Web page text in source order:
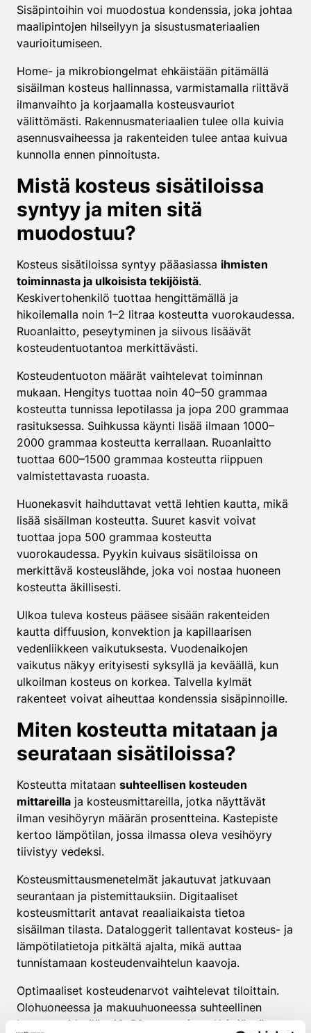
Sisäpintoihin voi muodostua kondenssia, joka johtaa
maalipintojen hilseilyyn ja sisustusmateriaalien
vaurioitumiseen.
Home- ja mikrobiongelmat ehkäistään pitämällä
sisäilman kosteus hallinnassa, varmistamalla riittävä
ilmanvaihto ja korjaamalla kosteusvauriot
välittömästi. Rakennusmateriaalien tulee olla kuivia
asennusvaiheessa ja rakenteiden tulee antaa kuivua
kunnolla ennen pinnoitusta.
Mistä kosteus sisätiloissa
syntyy ja miten sitä
muodostuu?
Kosteus sisätiloissa syntyy pääasiassa ihmisten
toiminnasta ja ulkoisista tekijöistä.
Keskivertohenkilö tuottaa hengittämällä ja
hikoilemalla noin 1–2 litraa kosteutta vuorokaudessa.
Ruoanlaitto, peseytyminen ja siivous lisäävät
kosteudentuotantoa merkittävästi.
Kosteudentuoton määrät vaihtelevat toiminnan
mukaan. Hengitys tuottaa noin 40–50 grammaa
kosteutta tunnissa lepotilassa ja jopa 200 grammaa
rasituksessa. Suihkussa käynti lisää ilmaan 1000–
2000 grammaa kosteutta kerrallaan. Ruoanlaitto
tuottaa 600–1500 grammaa kosteutta riippuen
valmistettavasta ruoasta.
Huonekasvit haihduttavat vettä lehtien kautta, mikä
lisää sisäilman kosteutta. Suuret kasvit voivat
tuottaa jopa 500 grammaa kosteutta
vuorokaudessa. Pyykin kuivaus sisätiloissa on
merkittävä kosteuslähde, joka voi nostaa huoneen
kosteutta äkillisesti.
Ulkoa tuleva kosteus pääsee sisään rakenteiden
kautta diffuusion, konvektion ja kapillaarisen
vedenliikkeen vaikutuksesta. Vuodenaikojen
vaikutus näkyy erityisesti syksyllä ja keväällä, kun
ulkoilman kosteus on korkea. Talvella kylmät
rakenteet voivat aiheuttaa kondenssia sisäpinnoille.
Miten kosteutta mitataan ja
seurataan sisätiloissa?
Kosteutta mitataan suhteellisen kosteuden
mittareilla ja kosteusmittareilla, jotka näyttävät
ilman vesihöyryn määrän prosentteina. Kastepiste
kertoo lämpötilan, jossa ilmassa oleva vesihöyry
tiivistyy vedeksi.
Kosteusmittausmenetelmät jakautuvat jatkuvaan
seurantaan ja pistemittauksiin. Digitaaliset
kosteusmittarit antavat reaaliaikaista tietoa
sisäilman tilasta. Dataloggerit tallentavat kosteus- ja
lämpötilatietoja pitkältä ajalta, mikä auttaa
tunnistamaan kosteudenvaihtelun kaavoja.
Optimaaliset kosteudenarvot vaihtelevat tiloittain.
Olohuoneessa ja makuuhuoneessa suhteellinen
kosteus pidetään 40–50 prosentissa. Keittiössä